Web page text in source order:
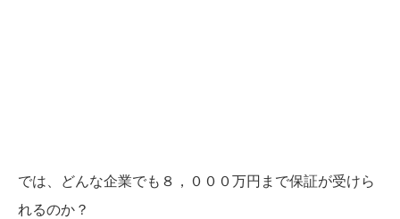
では、どんな企業でも８，０００万円まで保証が受けら
れるのか？